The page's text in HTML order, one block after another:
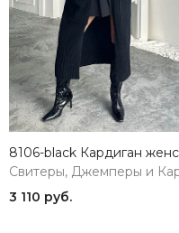
3 110 руб.